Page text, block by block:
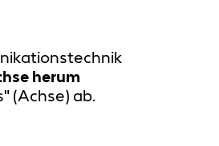
herum
(Achse) ab.